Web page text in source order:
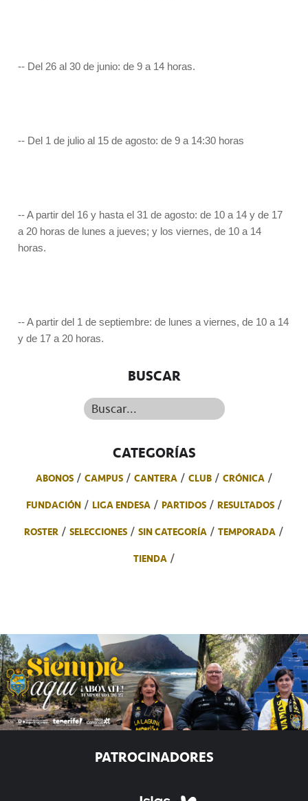
-- Del 26 al 30 de junio: de 9 a 14 horas.
-- Del 1 de julio al 15 de agosto: de 9 a 14:30 horas
-- A partir del 16 y hasta el 31 de agosto: de 10 a 14 y de 17
a 20 horas de lunes a jueves; y los viernes, de 10 a 14
horas.
-- A partir del 1 de septiembre: de lunes a viernes, de 10 a 14
y de 17 a 20 horas.
BUSCAR
Buscar...
CATEGORÍAS
ABONOS CAMPUS CANTERA CLUB
CRÓNICA
FUNDACIÓN
LIGA ENDESA PARTIDOS
RESULTADOS
ROSTER
SELECCIONES SIN CATEGORÍA
TEMPORADA
TIENDA
PATROCINADORES